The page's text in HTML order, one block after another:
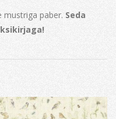
mustriga paber. Seda